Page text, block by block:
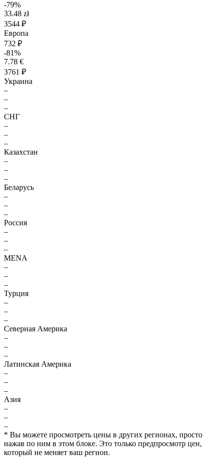
-79%
33.48 zł
3544 ₽
Европа
732 ₽
-81%
7.78 €
3761 ₽
Украина
–
–
–
СНГ
–
–
–
Казахстан
–
–
–
Беларусь
–
–
–
Россия
–
–
–
MENA
–
–
–
Турция
–
–
–
Северная Америка
–
–
–
Латинская Америка
–
–
–
Азия
–
–
–
* Вы можете просмотреть цены в других регионах, просто
нажав по ним в этом блоке. Это только предпросмотр цен,
который не меняет ваш регион.